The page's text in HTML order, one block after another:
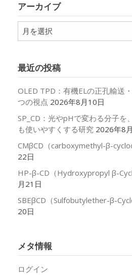
ー
アーカイブ
ア
ー
ブ
最近の投稿
OLED TPD：有機ELの正孔輸送
つの視点 2026年8月10日
SP_CD：光やpHで変わる分子を
も使いやすくする研究 2026年8
CMβCD（carboxymethyl-β-
22日
HP-β-CD（Hydroxypropyl β-
月21日
SBEβCD（Sulfobutylether-β-
20日
メタ情報
ログイン